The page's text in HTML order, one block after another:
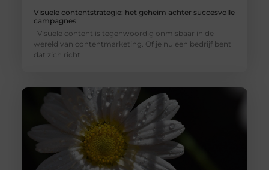
Visuele contentstrategie: het geheim achter succesvolle
campagnes
Visuele content is tegenwoordig onmisbaar in de
wereld van contentmarketing. Of je nu een bedrijf bent
dat zich richt